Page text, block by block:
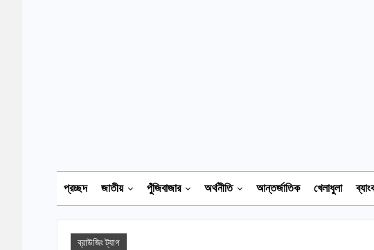
প্রচ্ছদ জাতীয় পুঁজিবাজার অর্থনীতি আন্তর্জাতিক খেলাধুলা
ব্রাউজিং ট্যাগ